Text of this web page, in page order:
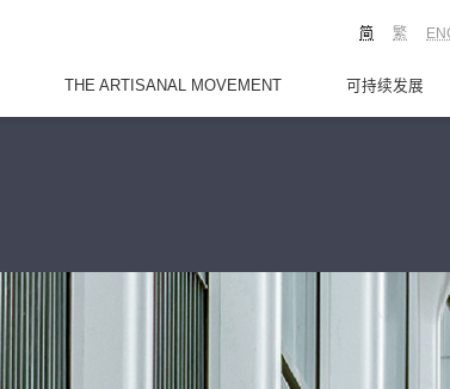
繁
简
THE ARTISANAL MOVEMENT 可持续发展